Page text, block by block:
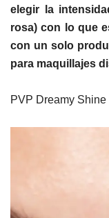
elegir la
rosa) con lo que
con un solo
para maquillajes
PVP Dreamy